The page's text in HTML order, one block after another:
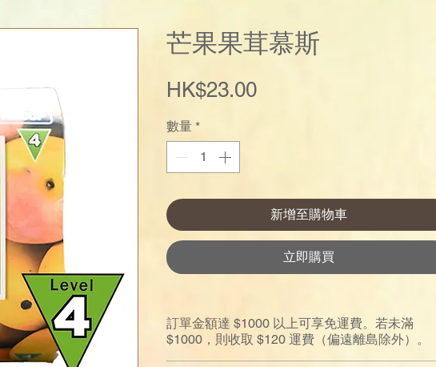
芒果果茸慕斯
HK$23.00價
數量 *
新增至購物車
立即購買
訂單金額達 $1000 以上可享免運費。若未滿
$1000，則收取 $120 運費（偏遠離島除外）。